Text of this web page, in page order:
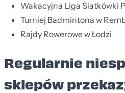
Wakacyjna Liga Siatkówki
Turniej Badmintona w
Rajdy Rowerowe w Łodzi
Regularnie
sklepów